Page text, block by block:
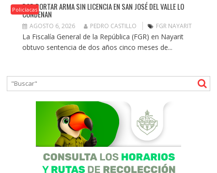
Policíacas
POR PORTAR ARMA SIN LICENCIA EN SAN JOSÉ DEL VALLE LO
CONDENAN
AGOSTO 6, 2026 PEDRO CASTILLO FGR NAYARIT
La Fiscalía General de la República (FGR) en Nayarit
obtuvo sentencia de dos años cinco meses de...